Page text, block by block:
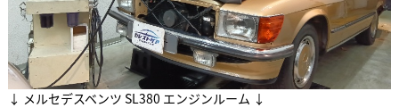
↓ メルセデスベンツ SL380 エンジンルーム ↓